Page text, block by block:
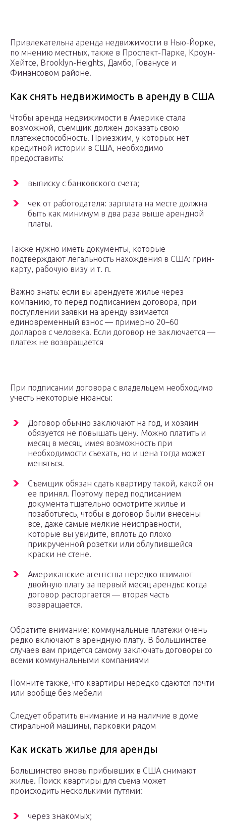
Привлекательна аренда недвижимости в Нью-Йорке,
по мнению местных, также в Проспект-Парке, Кроун-
Хейтсе, Brooklyn-Heights, Дамбо, Гованусе и
Финансовом районе.
Как снять недвижимость в аренду в США
Чтобы аренда недвижимости в Америке стала
возможной, съемщик должен доказать свою
платежеспособность. Приезжим, у которых нет
кредитной истории в США, необходимо
предоставить:
выписку с банковского счета;
чек от работодателя: зарплата на месте должна
быть как минимум в два раза выше арендной
платы.
Также нужно иметь документы, которые
подтверждают легальность нахождения в США: грин-
карту, рабочую визу и т. п.
Важно знать: если вы арендуете жилье через
компанию, то перед подписанием договора, при
поступлении заявки на аренду взимается
единовременный взнос — примерно 20–60
долларов с человека. Если договор не заключается —
платеж не возвращается
При подписании договора с владельцем необходимо
учесть некоторые нюансы:
Договор обычно заключают на год, и хозяин
обязуется не повышать цену. Можно платить и
месяц в месяц, имея возможность при
необходимости съехать, но и цена тогда может
меняться.
Съемщик обязан сдать квартиру такой, какой он
ее принял. Поэтому перед подписанием
документа тщательно осмотрите жилье и
позаботьтесь, чтобы в договор были внесены
все, даже самые мелкие неисправности,
которые вы увидите, вплоть до плохо
прикрученной розетки или облупившейся
краски не стене.
Американские агентства нередко взимают
двойную плату за первый месяц аренды: когда
договор расторгается — вторая часть
возвращается.
Обратите внимание: коммунальные платежи очень
редко включают в арендную плату. В большинстве
случаев вам придется самому заключать договоры со
всеми коммунальными компаниями
Помните также, что квартиры нередко сдаются почти
или вообще без мебели
Следует обратить внимание и на наличие в доме
стиральной машины, парковки рядом
Как искать жилье для аренды
Большинство вновь прибывших в США снимают
жилье. Поиск квартиры для съема может
происходить несколькими путями:
через знакомых;